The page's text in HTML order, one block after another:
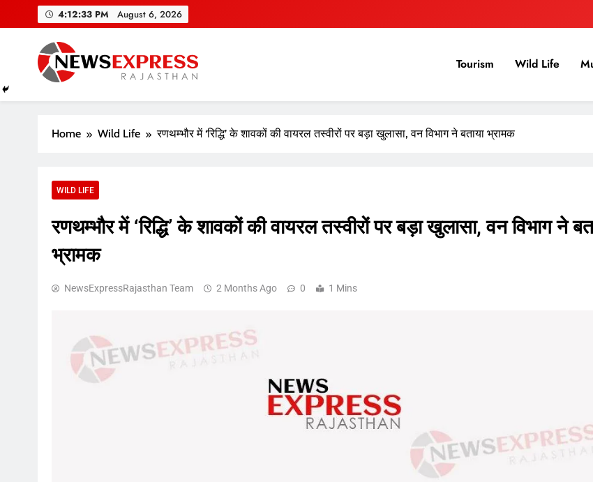
4:12:33 PM August 6, 2026
Tourism Wild Life
Home Wild Life रणथम्भौर में ‘रिद्धि’ के शावकों की वायरल तस्वीरों पर बड़ा खुलासा, वन विभाग ने बताया भ्रामक
WILD LIFE
रणथम्भौर में ‘रिद्धि’ के शावकों की वायरल तस्वीरों पर बड़ा खुलासा, वन विभाग ने
भ्रामक
NewsExpressRajasthan Team 2 Months Ago 0 1 Mins